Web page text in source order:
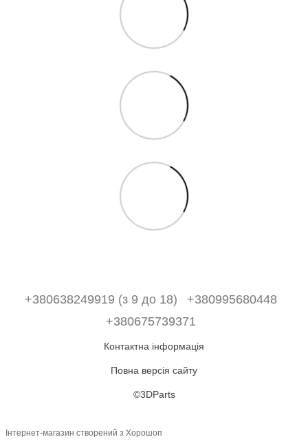
+380638249919 (з 9 до 18)
+380995680448
+380675739371
Контактна інформація
Повна версія сайту
©3DParts
Інтернет-магазин створений з Хорошоп